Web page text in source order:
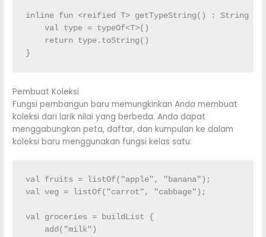
inline fun <reified T> getTypeString ( ) : String
val type = typeOf<T>( )
return type. toString ( )
}
Pembuat Koleksi
Fungsi pembangun baru memungkinkan Anda membuat
koleksi dari larik nilai yang berbeda. Anda dapat
menggabungkan peta, daftar, dan kumpulan ke dalam
koleksi baru menggunakan fungsi kelas satu:
val fruits = listOf( "apple" , "banana" ) ;
val veg = listOf( "carrot" , "cabbage" ) ;
val groceries = buildList {
    add
( "milk" )